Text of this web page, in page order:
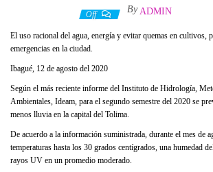
Off By ADMIN
El uso racional del agua, energía y evitar quemas en cultivos,
emergencias en la ciudad.
Ibagué, 12 de agosto del 2020
Según el más reciente informe del Instituto de Hidrología,
Ambientales, Ideam, para el segundo semestre del 2020 se
menos lluvia en la capital del Tolima.
De acuerdo a la información suministrada, durante el mes de
temperaturas hasta los 30 grados centígrados, una humedad
rayos UV en un promedio moderado.